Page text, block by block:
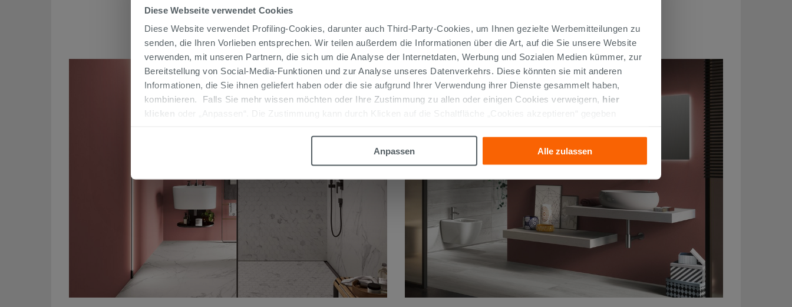
Diese Webseite verwendet Cookies
Diese Website verwendet Profiling-Cookies, darunter auch Third-Party-Cookies, um Ihnen gezielte Werbemitteilungen zu
senden, die Ihren Vorlieben entsprechen. Wir teilen außerdem die Informationen über die Art, auf die Sie unsere Website
verwenden, mit unseren Partnern, die sich um die Analyse der Internetdaten, Werbung und Sozialen Medien kümmer, zur
Bereitstellung von Social-Media-Funktionen und zur Analyse unseres Datenverkehrs. Diese könnten sie mit anderen
Informationen, die Sie ihnen geliefert haben oder die sie aufgrund Ihrer Verwendung ihrer Dienste gesammelt haben,
kombinieren. Falls Sie mehr wissen möchten oder Ihre Zustimmung zu allen oder einigen Cookies verweigern, hier
klicken
oder „Anpassen“. Die Zustimmung kann durch Klicken auf die Schaltfläche „Cookies akzeptieren“ gegeben
Anpassen
Alle zulassen
Rose 55 Rose 56